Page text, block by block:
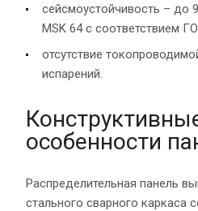
сейсмоустойчивость – до
MSK 64 с соответствием
отсутствие
испарений.
особенности
Распределительная панель
стального сварного каркаса